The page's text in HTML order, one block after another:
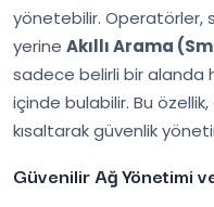
yönetebilir. Operatörler,
yerine Akıllı Arama
sadece belirli bir alanda
içinde bulabilir. Bu
kısaltarak güvenlik
Güvenilir Ağ Yönetimi